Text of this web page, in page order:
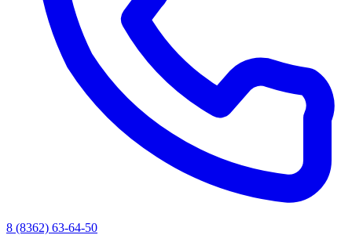
8 (8362) 63-64-50